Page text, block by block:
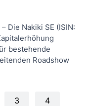
Die Nakiki SE (ISIN:
bestehende
Roadshow
3 4